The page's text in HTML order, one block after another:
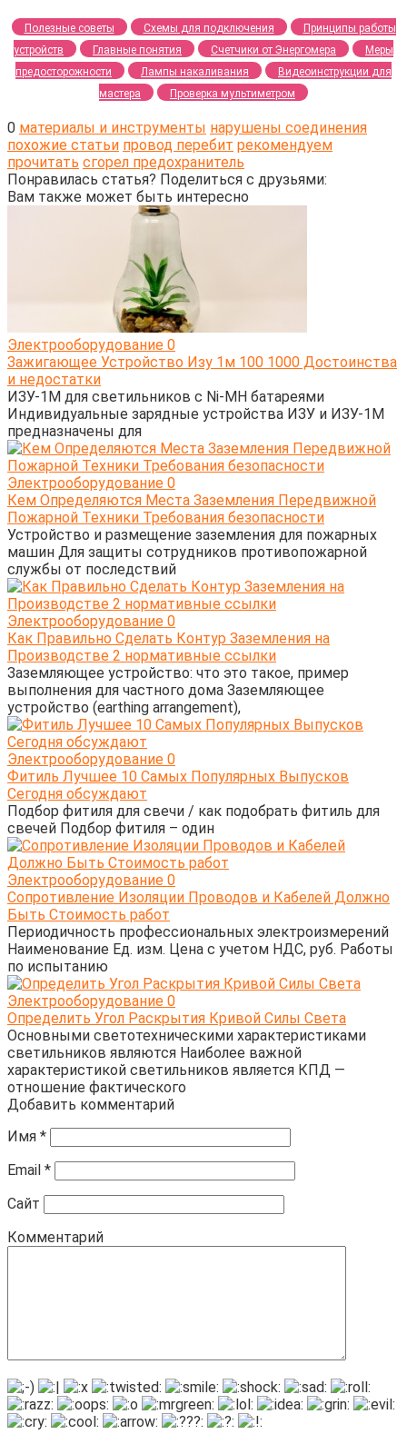
Полезные советы Схемы для подключения
Принципы работы
устройств
Главные понятия Счетчики от Энергомера
Меры
предосторожности
Лампы накаливания
Видеоинструкции для
мастера
Проверка мультиметром
0 материалы и инструменты нарушены соединения
похожие статьи провод перебит рекомендуем
прочитать сгорел предохранитель
Понравилась статья? Поделиться с друзьями:
Вам также может быть интересно
Электрооборудование 0
Зажигающее Устройство Изу 1м 100 1000 Достоинства
и недостатки
ИЗУ-1М для светильников с Ni-MH батареями
Индивидуальные зарядные устройства ИЗУ и ИЗУ-1М
предназначены для
Электрооборудование 0
Кем Определяются Места Заземления Передвижной
Пожарной Техники Требования безопасности
Устройство и размещение заземления для пожарных
машин Для защиты сотрудников противопожарной
службы от последствий
Электрооборудование 0
Как Правильно Сделать Контур Заземления на
Производстве 2 нормативные ссылки
Заземляющее устройство: что это такое, пример
выполнения для частного дома Заземляющее
устройство (earthing arrangement),
Электрооборудование 0
Фитиль Лучшее 10 Самых Популярных Выпусков
Сегодня обсуждают
Подбор фитиля для свечи / как подобрать фитиль для
свечей Подбор фитиля – один
Электрооборудование 0
Сопротивление Изоляции Проводов и Кабелей Должно
Быть Стоимость работ
Периодичность профессиональных электроизмерений
Наименование Ед. изм. Цена с учетом НДС, руб. Работы
по испытанию
Электрооборудование 0
Определить Угол Раскрытия Кривой Силы Света
Основными светотехническими характеристиками
светильников являются Наиболее важной
характеристикой светильников является КПД —
отношение фактического
Добавить комментарий
Имя *
Email *
Сайт
Комментарий